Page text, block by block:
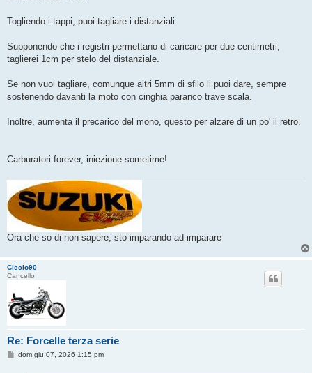
Togliendo i tappi, puoi tagliare i distanziali.
Supponendo che i registri permettano di caricare per due centimetri,
taglierei 1cm per stelo del distanziale.
Se non vuoi tagliare, comunque altri 5mm di sfilo li puoi dare, sempre
sostenendo davanti la moto con cinghia paranco trave scala.
Inoltre, aumenta il precarico del mono, questo per alzare di un po' il retro.
Carburatori forever, iniezione sometime!
Ora che so di non sapere, sto imparando ad imparare
Ciccio90
Cancello
Re: Forcelle terza serie
Mdom giu 07, 2026 1:15 pm